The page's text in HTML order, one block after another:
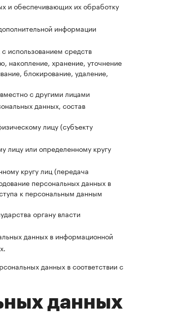
и обеспечивающих их обработку
информации
использованием средств
накопление, хранение, уточнение
блокирование, удаление,
с другими лицами
данных, состав
лицу (субъекту
лицу или определенному кругу
кругу лиц (передача
персональных данных в
к персональным данным
органу власти
данных в информационной
данных в соответствии с
данных